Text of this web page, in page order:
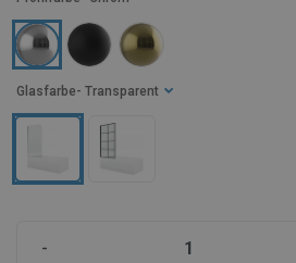
Glasfarbe - Transparent
-